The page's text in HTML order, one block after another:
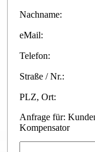
Nachname:
eMail:
Telefon:
Straße / Nr.:
PLZ,Ort:
Anfrage für:
Kompensator